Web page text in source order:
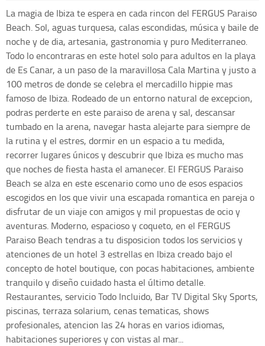
La magia de Ibiza te espera en cada rincon del FERGUS Paraiso
Beach. Sol, aguas turquesa, calas escondidas, música y baile de
noche y de dia, artesania, gastronomia y puro Mediterraneo.
Todo lo encontraras en este hotel solo para adultos en la playa
de Es Canar, a un paso de la maravillosa Cala Martina y justo a
100 metros de donde se celebra el mercadillo hippie mas
famoso de Ibiza. Rodeado de un entorno natural de excepcion,
podras perderte en este paraiso de arena y sal, descansar
tumbado en la arena, navegar hasta alejarte para siempre de
la rutina y el estres, dormir en un espacio a tu medida,
recorrer lugares únicos y descubrir que Ibiza es mucho mas
que noches de fiesta hasta el amanecer. El FERGUS Paraiso
Beach se alza en este escenario como uno de esos espacios
escogidos en los que vivir una escapada romantica en pareja o
disfrutar de un viaje con amigos y mil propuestas de ocio y
aventuras. Moderno, espacioso y coqueto, en el FERGUS
Paraiso Beach tendras a tu disposicion todos los servicios y
atenciones de un hotel 3 estrellas en Ibiza creado bajo el
concepto de hotel boutique, con pocas habitaciones, ambiente
tranquilo y diseño cuidado hasta el último detalle.
Restaurantes, servicio Todo Incluido, Bar TV Digital Sky Sports,
piscinas, terraza solarium, cenas tematicas, shows
profesionales, atencion las 24 horas en varios idiomas,
habitaciones superiores y con vistas al mar...